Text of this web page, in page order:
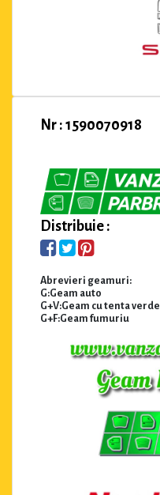
Nr : 1590070918
Distribuie :
Abrevieri geamuri:
G:Geam auto
G+V:Geam cu tenta verde
G+F:Geam fumuriu